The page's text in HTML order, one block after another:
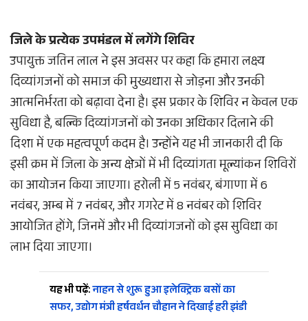
जिले के प्रत्येक उपमंडल में लगेंगे शिविर
उपायुक्त जतिन लाल ने इस अवसर पर कहा कि हमारा लक्ष्य
दिव्यांगजनों को समाज की मुख्यधारा से जोड़ना और उनकी
आत्मनिर्भरता को बढ़ावा देना है। इस प्रकार के शिविर न केवल एक
सुविधा है, बल्कि दिव्यांगजनों को उनका अधिकार दिलाने की
दिशा में एक महत्वपूर्ण कदम है। उन्होंने यह भी जानकारी दी कि
इसी क्रम में जिला के अन्य क्षेत्रों में भी दिव्यांगता मूल्यांकन शिविरों
का आयोजन किया जाएगा। हरोली में 5 नवंबर, बंगाणा में 6
नवंबर, अम्ब में 7 नवंबर, और गगरेट में 8 नवंबर को शिविर
आयोजित होंगे, जिनमें और भी दिव्यांगजनों को इस सुविधा का
लाभ दिया जाएगा।
यह भी पढ़ें:नाहन से शुरू हुआ इलेक्ट्रिक बसों का
सफर, उद्योग मंत्री हर्षवर्धन चौहान ने दिखाई हरी झंडी